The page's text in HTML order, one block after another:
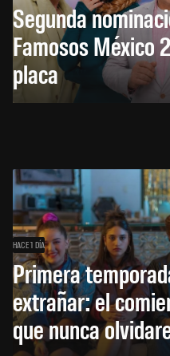
Segunda
Famosos México
placa
HACE 1 DÍA
Primera
extrañar: el
que nunca